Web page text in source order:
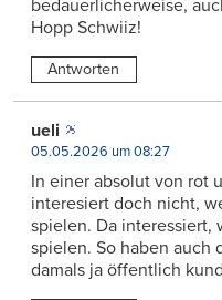
bedauerlicherweise,
Hopp Schwiiz!
Antworten
ueli
05.05.2026 um 08:27
In einer absolut von rot
interesiert doch nicht,
spielen. Da interessiert,
spielen. So haben auch
damals ja öffentlich